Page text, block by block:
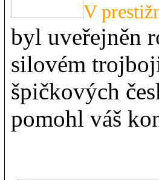
V
byl uveřejněn
silovém
špičkových
pomohl váš